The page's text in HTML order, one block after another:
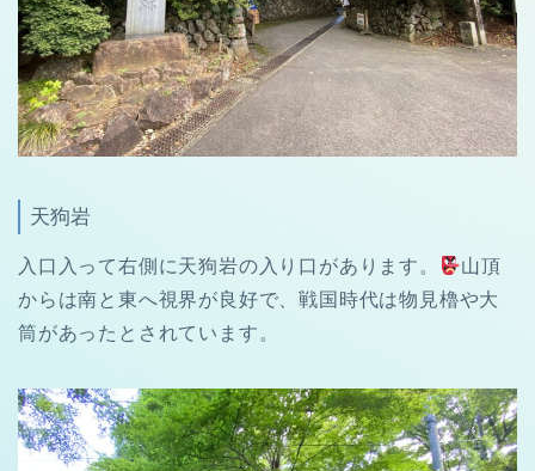
天狗岩
入口入って右側に天狗岩の入り口があります。
山頂
からは南と東へ視界が良好で、戦国時代は物見櫓や大
筒があったとされています。